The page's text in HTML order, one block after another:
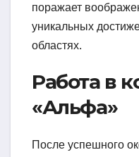
поражает
уникальных
областях.
Работа в
«Альфа»
После успешного